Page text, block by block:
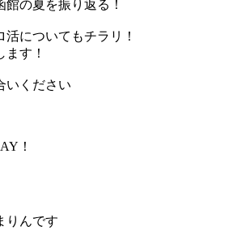
の夏を振り返る！
についてもチラリ！
す！
いください
！
りんです